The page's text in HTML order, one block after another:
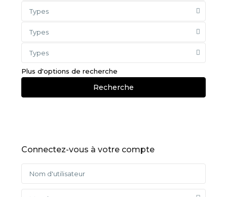
Types
Types
Types
Plus d'options de recherche
Recherche
Connectez-vous à votre compte